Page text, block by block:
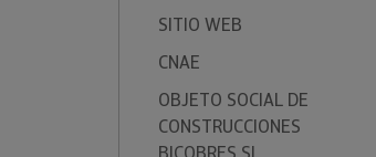
SITIO WEB
CNAE
OBJETO SOCIAL DE
CONSTRUCCIONES